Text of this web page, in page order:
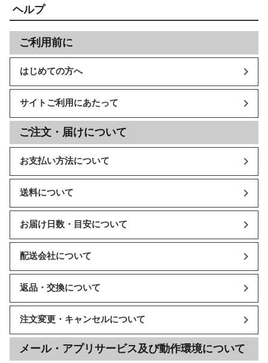
ヘルプ
ご利用前に
はじめての方へ
サイトご利用にあたって
ご注文・届けについて
お支払い方法について
送料について
お届け日数・目安について
配送会社について
返品・交換について
注文変更・キャンセルについて
メール・アプリサービス及び動作環境について